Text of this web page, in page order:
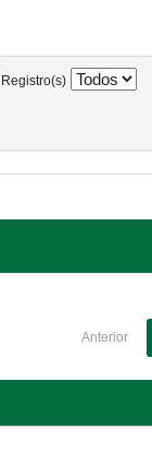
Registro(s)
Anterior